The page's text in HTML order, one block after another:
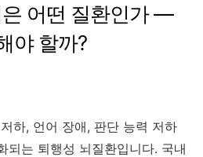
은 어떤 질환인가 —
야 할까?
하, 언어 장애, 판단 능력 저하
되는 퇴행성 뇌질환입니다. 국내